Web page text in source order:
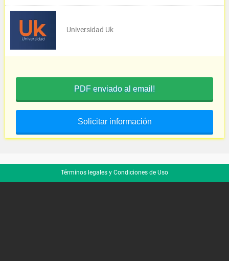
Universidad Uk
PDF enviado al email!
Solicitar información
Términos legales y Condiciones de Uso